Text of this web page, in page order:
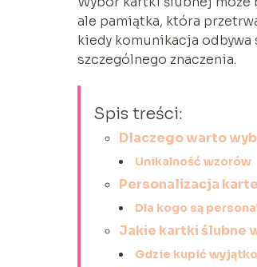
ale pamiątka, która
kiedy komunikacja
szczególnego znaczenia.
Spis treści:
Dlaczego warto
Unikalność wzorów
Personalizacja
Dla kogo są
Jakie kartki ślubne
Gdzie kupić